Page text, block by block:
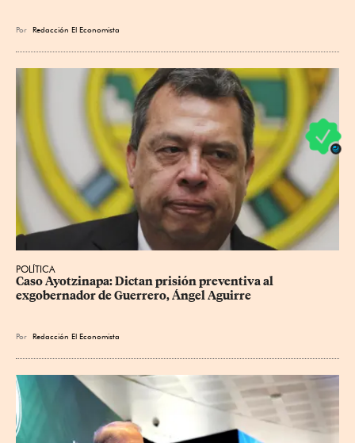
Por Redacción El Economista
POLÍTICA
Caso Ayotzinapa: Dictan prisión preventiva al
exgobernador de Guerrero, Ángel Aguirre
Por Redacción El Economista